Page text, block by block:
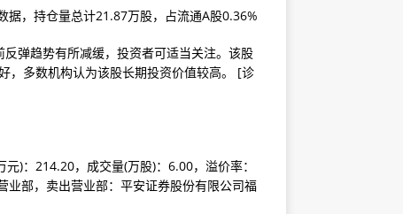
，持仓量总计21.87万股，占流通A股0.36%
弹趋势有所减缓，投资者可适当关注。该股
，多数机构认为该股长期投资价值较高。 [诊
：214.20，成交量(万股)：6.00，溢价率：
业部，卖出营业部：平安证券股份有限公司福